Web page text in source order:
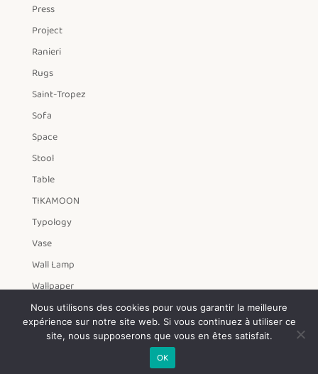
Press
Project
Ranieri
Rugs
Saint-Tropez
Sofa
Space
Stool
Table
TIKAMOON
Typology
Vase
Wall Lamp
Wallpaper
Year
Yo2
Nous utilisons des cookies pour vous garantir la meilleure
expérience sur notre site web. Si vous continuez à utiliser ce
site, nous supposerons que vous en êtes satisfait.
OK